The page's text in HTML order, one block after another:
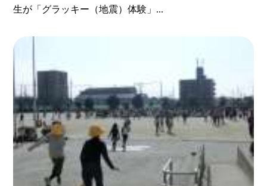
生が「グラッキー（地震）体験」...